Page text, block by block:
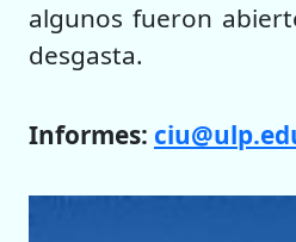
algunos fueron
desgasta.
Informes: